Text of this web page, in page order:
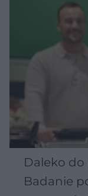
Daleko
Badanie